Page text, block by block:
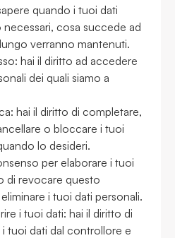
quando i tuoi dati
cosa succede ad
verranno mantenuti.
hai il diritto ad accedere
dei quali siamo a
hai il diritto di completare,
o bloccare i tuoi
lo desideri.
per elaborare i tuoi
di revocare questo
i tuoi dati personali.
i tuoi dati: hai il diritto di
tuoi dati dal controllore e